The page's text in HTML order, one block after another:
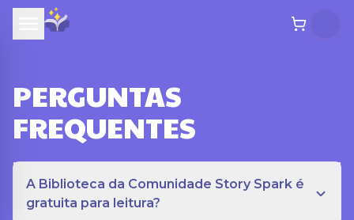
PERGUNTAS
FREQUENTES
A Biblioteca da Comunidade Story Spark é
gratuita para leitura?